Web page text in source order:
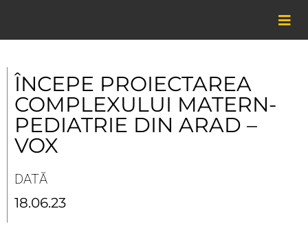
content
ÎNCEPE PROIECTAREA
COMPLEXULUI MATERN-
PEDIATRIE DIN ARAD –
VOX
DATĂ
18.06.23